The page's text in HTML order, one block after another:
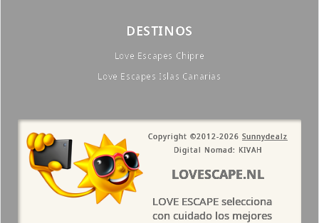
DESTINOS
Love Escapes Chipre
Love Escapes Islas Canarias
Copyright ©2012-2026 Sunnydealz
Digital Nomad: KIVAH
LOVESCAPE.NL
LOVE ESCAPE selecciona
con cuidado los mejores